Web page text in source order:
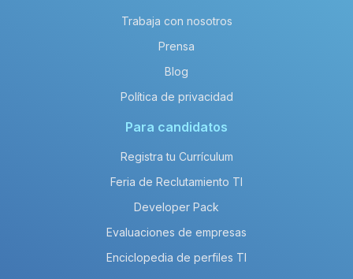
Trabaja con nosotros
Prensa
Blog
Política de privacidad
Para candidatos
Registra tu Currículum
Feria de Reclutamiento TI
Developer Pack
Evaluaciones de empresas
Enciclopedia de perfiles TI